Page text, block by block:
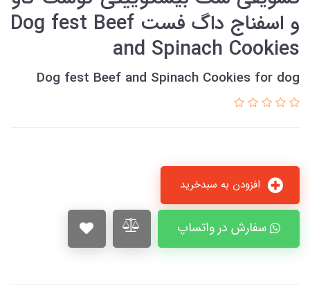
و اسفناج داگ فست Dog fest Beef
and Spinach Cookies
Dog fest Beef and Spinach Cookies for dog
سفارش در واتساپ